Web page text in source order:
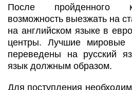
После пройденного
возможность выезжать на
на английском языке в
центры. Лучшие мировые
переведены на русский
язык должным образом.
Для поступления